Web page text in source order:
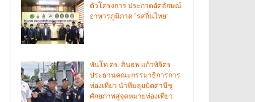
ตัวโครงการ ประกวดอัตลักษณ์
อาหารภูมิภาค “รสถิ่นไทย”
พันโท ดร. สินธพ แก้วพิจิตร
ประธานคณะกรรมาธิการการ
ท่องเที่ยว นำทีมลุยปัตตานีชู
ศักยภาพสู่จุดหมายท่องเที่ยว